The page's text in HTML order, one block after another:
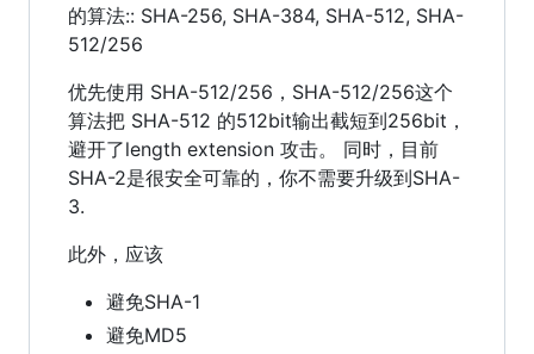
的算法:: SHA-256, SHA-384, SHA-512, SHA-
512/256
优先使用 SHA-512/256，SHA-512/256这个
算法把 SHA-512 的512bit输出截短到256bit，
避开了length extension 攻击。 同时，目前
SHA-2是很安全可靠的，你不需要升级到SHA-
3.
此外，应该
避免SHA-1
避免MD5